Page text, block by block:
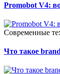
Promobot V4:
Современные
Что такое